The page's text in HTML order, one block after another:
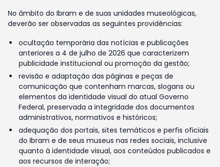
No âmbito do Ibram e de suas unidades museológicas,
deverão ser observadas as seguintes providências:
ocultação temporária das notícias e publicações
anteriores a 4 de julho de 2026 que caracterizem
publicidade institucional ou promoção da gestão;
revisão e adaptação das páginas e peças de
comunicação que contenham marcas, slogans ou
elementos da identidade visual do atual Governo
Federal, preservada a integridade dos documentos
administrativos, normativos e históricos;
adequação dos portais, sites temáticos e perfis oficiais
do Ibram e de seus museus nas redes sociais, inclusive
quanto à identidade visual, aos conteúdos publicados e
aos recursos de interação;